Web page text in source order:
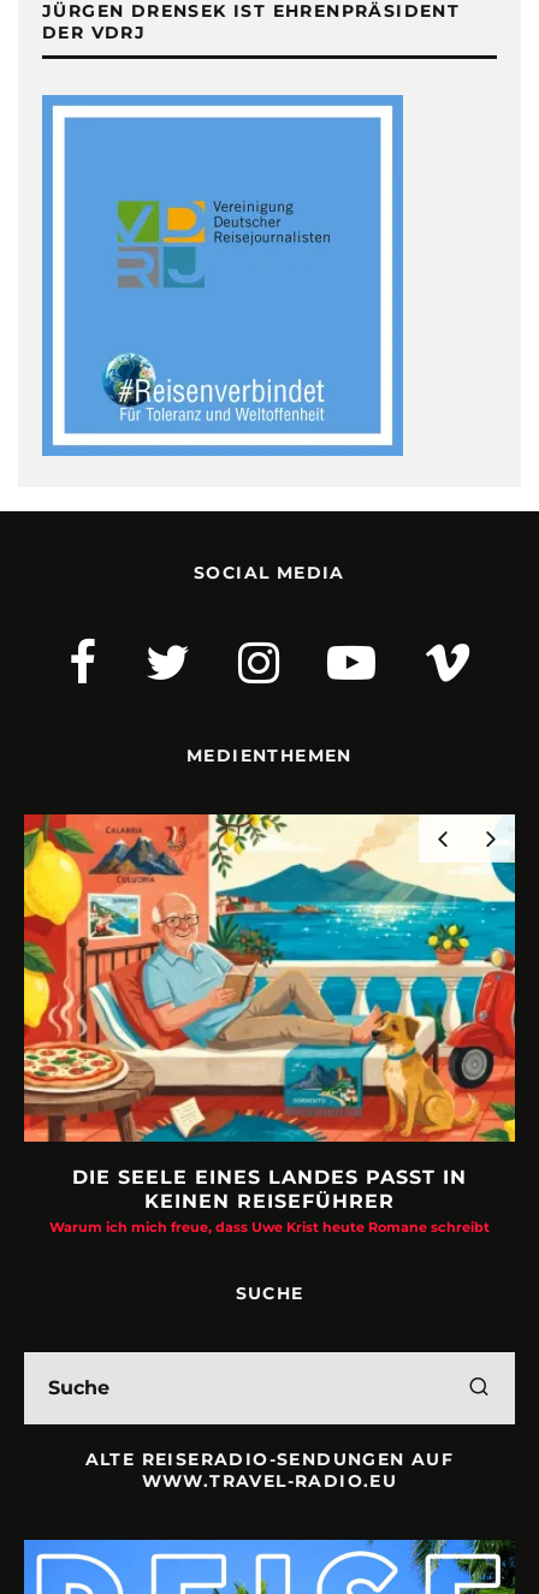
JÜRGEN DRENSEK IST EHRENPRÄSIDENT
DER VDRJ
SOCIAL MEDIA
MEDIENTHEMEN
DIE SEELE EINES LANDES PASST IN
KEINEN REISEFÜHRER
Warum ich mich freue, dass Uwe Krist heute Romane schreibt
SUCHE
ALTE REISERADIO-SENDUNGEN AUF
WWW.TRAVEL-RADIO.EU